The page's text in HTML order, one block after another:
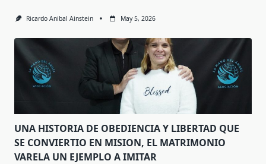
Ricardo Anibal Ainstein May 5, 2026
UNA HISTORIA DE OBEDIENCIA Y LIBERTAD QUE
SE CONVIERTIO EN MISION, EL MATRIMONIO
VARELA UN EJEMPLO A IMITAR